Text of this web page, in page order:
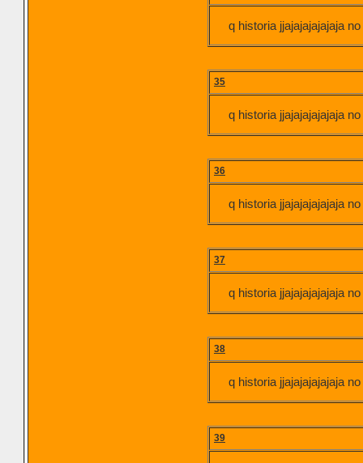
q historia jjajajajajajaja
35
q historia jjajajajajajaja
36
q historia jjajajajajajaja
37
q historia jjajajajajajaja
38
q historia jjajajajajajaja
39